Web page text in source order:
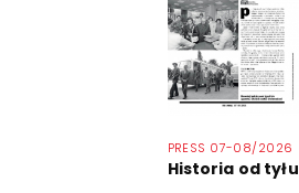
PRESS 07-08/2026
Historia od tyłu